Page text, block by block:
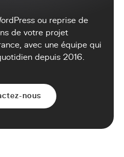
ou reprise de
de votre projet
avec une équipe qui
depuis 2016.
nous